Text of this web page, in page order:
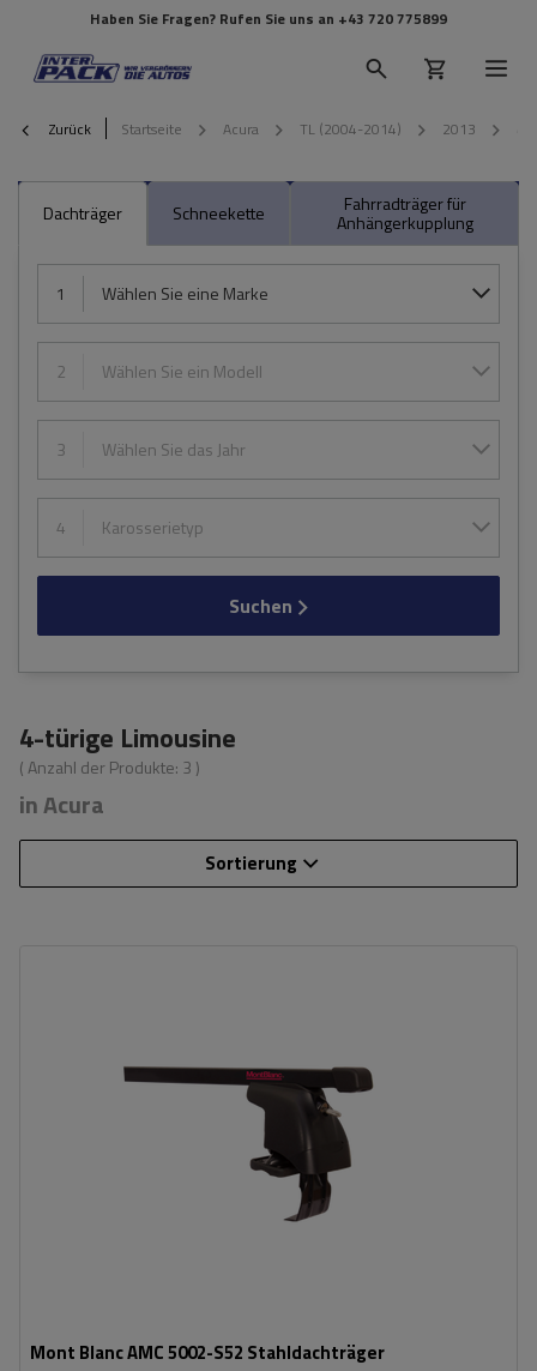
Haben Sie Fragen? Rufen Sie uns an +43 720 775899
Zurück Startseite Acura TL (2004-2014) 2013
Dachträger Schneekette Fahrradträger für
Anhängerkupplung
1 Wählen Sie eine Marke
2 Wählen Sie ein Modell
3 Wählen Sie das Jahr
4 Karosserietyp
Suchen
4-türige Limousine
( Anzahl der Produkte: 3 )
in Acura
Sortierung
Mont Blanc AMC 5002-S52 Stahldachträger